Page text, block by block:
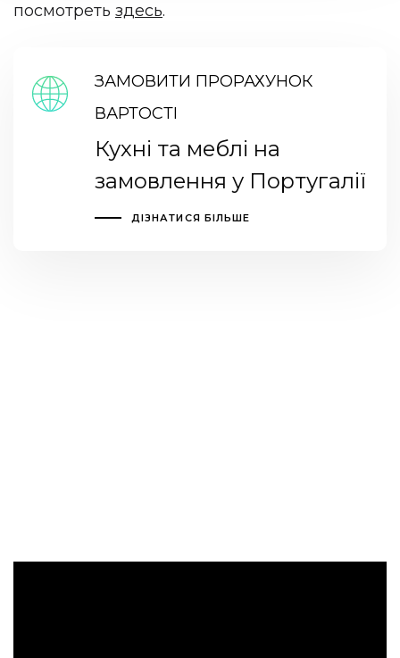
посмотреть здесь.
ЗАМОВИТИ ПРОРАХУНОК
ВАРТОСТІ
Кухні та меблі на
замовлення у Португалії
ДІЗНАТИСЯ БІЛЬШЕ